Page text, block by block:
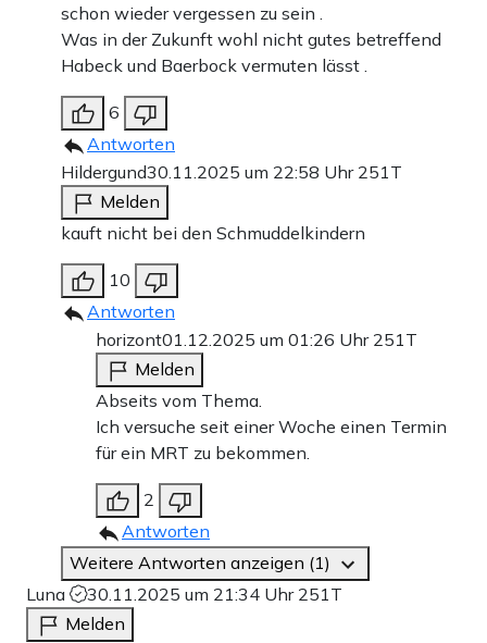
schon wieder vergessen zu sein .
Was in der Zukunft wohl nicht gutes betreffend
Habeck und Baerbock vermuten lässt .
6
Antworten
Hildergund30.11.2025 um 22:58 Uhr 251T
Melden
kauft nicht bei den Schmuddelkindern
10
Antworten
horizont01.12.2025 um 01:26 Uhr 251T
Melden
Abseits vom Thema.
Ich versuche seit einer Woche einen Termin
für ein MRT zu bekommen.
2
Antworten
Weitere Antworten anzeigen (1)
Luna
30.11.2025 um 21:34 Uhr 251T
Melden